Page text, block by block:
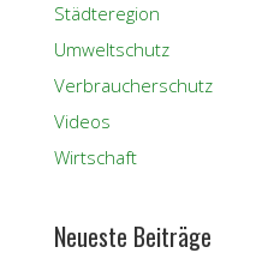
Städteregion
Umweltschutz
Verbraucherschutz
Videos
Wirtschaft
Neueste Beiträge